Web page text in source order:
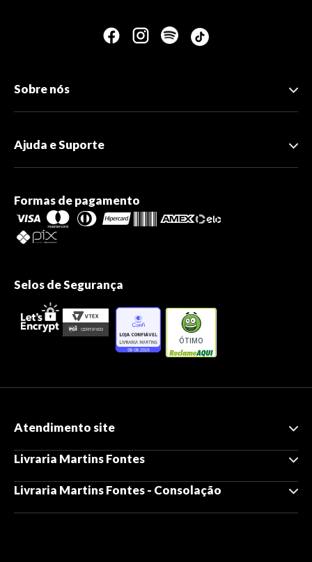
Sobre nós
Ajuda e Suporte
Formas de pagamento
Selos de Segurança
ÓTIMO
Atendimento site
Livraria Martins Fontes
Livraria Martins Fontes - Consolação